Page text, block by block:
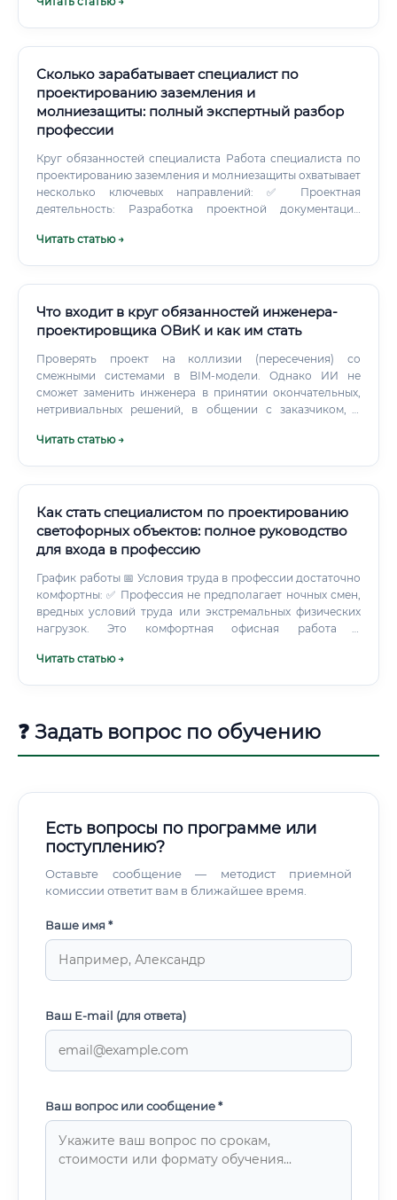
Сколько зарабатывает специалист по
проектированию заземления и
молниезащиты: полный экспертный разбор
профессии
Круг обязанностей специалиста Работа специалиста по
проектированию заземления и молниезащиты охватывает
несколько ключевых направлений: ✅ Проектная
деятельность: Разработка проектной документации
расчётов сопротивления заземляющих устройств Подбор
оборудования и материалов ✅ Нормативно-техническая
деятельность: Изучение и применение требований ПУЭ,
данных об объекте Оценка категории молниезащиты
объекта Взаимодействие с органами экспертизы и
надзора ✅ Координационная деятельность:
Согласование проектных решений с заказчиком и
монтажных работ Участие в испытаниях смонтированных
дохода, который существенно превышает средний по
рынку труда в технических специальностях.
Специалисты, работающие на крупных промышленных
надбавки за вредность и сложность, которые
увеличивают доход на 20–40%.
Читать статью →
Что входит в круг обязанностей инженера-
проектировщика ОВиК и как им стать
Проверять проект на коллизии (пересечения) со
смежными системами в BIM-модели. Однако ИИ не
сможет заменить инженера в принятии окончательных,
нетривиальных решений, в общении с заказчиком, в
авторского надзора на стройке.
Читать статью →
Как стать специалистом по проектированию
светофорных объектов: полное руководство
для входа в профессию
График работы 📅 Условия труда в профессии достаточно
комфортны: ✅ Профессия не предполагает ночных смен,
вредных условий труда или экстремальных физических
нагрузок. Это комфортная офисная работа с
специалисты считают несомненным плюсом.
Читать статью →
❓ Задать вопрос по обучению
Есть вопросы по программе или
поступлению?
Оставьте сообщение — методист приемной
комиссии ответит вам в ближайшее время.
Ваше имя *
Ваш E-mail (для ответа)
Ваш вопрос или сообщение *